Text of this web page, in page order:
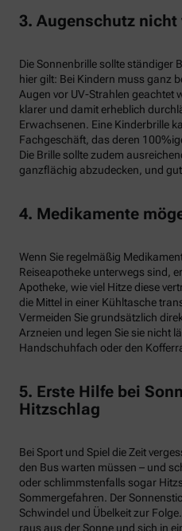
3. Augenschutz nicht
Die Sonnenbrille sollte ständiger
hier gilt: Bei Kindern muss ganz
Augen vor UV-Strahlen geachtet
klarer und damit erheblich
Erwachsenen. Eine Kinderbrille
Fachgeschäft, das deren
Die Brille sollte zudem
ganzflächig abzudecken, und
4. Medikamente
Wenn Sie regelmäßig
Reiseapotheke unterwegs sind,
Apotheke, wie viel Hitze diese
die Mittel in einer Kühltasche
Vermeiden Sie grundsätzlich
Arzneien und legen Sie sie nicht
Handschuhfach oder den
5. Erste Hilfe bei
Hitzschlag
Bei Sport und Spiel die Zeit
den Bus warten müssen – und
oder schlimmstenfalls sogar
Sommergefahren. Der
Schwindel und Übelkeit zur
raus aus der Sonne und sich in